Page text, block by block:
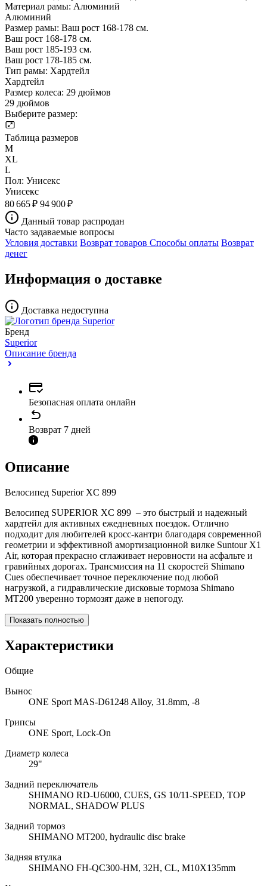
Материал рамы: Алюминий
Алюминий
Размер рамы: Ваш рост 168-178 см.
Ваш рост 168-178 см.
Ваш рост 185-193 см.
Ваш рост 178-185 см.
Тип рамы: Хардтейл
Хардтейл
Размер колеса: 29 дюймов
29 дюймов
Выберите размер:
Таблица размеров
M
XL
L
Пол: Унисекс
Унисекс
80 665 ₽ 94 900 ₽
Данный товар распродан
Часто задаваемые вопросы
Условия доставки Возврат товаров Способы оплаты Возврат
денег
Информация о доставке
Доставка недоступна
Бренд
Superior
Описание бренда
Безопасная оплата онлайн
Возврат 7 дней
Описание
Велосипед Superior XC 899
Велосипед SUPERIOR XC 899 – это быстрый и надежный
хардтейл для активных ежедневных поездок. Отлично
подходит для любителей кросс-кантри благодаря современной
геометрии и эффективной амортизационной вилке Suntour X1
Air, которая прекрасно сглаживает неровности на асфальте и
гравийных дорогах. Трансмиссия на 11 скоростей Shimano
Cues обеспечивает точное переключение под любой
нагрузкой, а гидравлические дисковые тормоза Shimano
MT200 уверенно тормозят даже в непогоду.
Показать полностью
Характеристики
Общие
Вынос
ONE Sport MAS-D61248 Alloy, 31.8mm, -8
Грипсы
ONE Sport, Lock-On
Диаметр колеса
29"
Задний переключатель
SHIMANO RD-U6000, CUES, GS 10/11-SPEED, TOP
NORMAL, SHADOW PLUS
Задний тормоз
SHIMANO MT200, hydraulic disc brake
Задняя втулка
SHIMANO FH-QC300-HM, 32H, CL, M10X135mm